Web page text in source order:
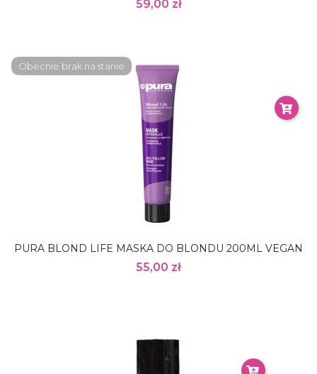
59,00 zł
PURA BLOND LIFE MASKA DO BLONDU 200ML VEGAN
55,00 zł
Obecnie brak na stanie